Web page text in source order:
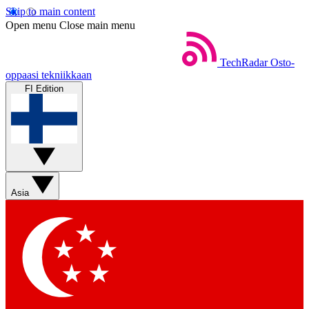
Skip to main content
Open menu Close main menu
TechRadar Osto-
oppaasi tekniikkaan
FI Edition
Asia